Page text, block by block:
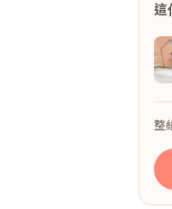
這
整